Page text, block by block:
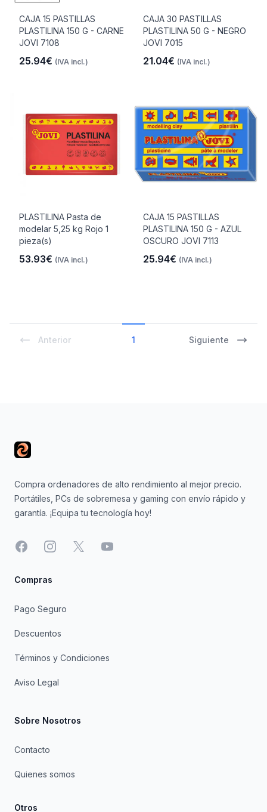
CAJA 15 PASTILLAS
PLASTILINA 150 G - CARNE
JOVI 7108
25.94€ (IVA incl.)
CAJA 30 PASTILLAS
PLASTILINA 50 G - NEGRO
JOVI 7015
21.04€ (IVA incl.)
PLASTILINA Pasta de
modelar 5,25 kg Rojo 1
pieza(s)
53.93€ (IVA incl.)
CAJA 15 PASTILLAS
PLASTILINA 150 G - AZUL
OSCURO JOVI 7113
25.94€ (IVA incl.)
Anterior 1 Siguiente
Compra ordenadores de alto rendimiento al mejor precio.
Portátiles, PCs de sobremesa y gaming con envío rápido y
garantía. ¡Equipa tu tecnología hoy!
FacebookInstagram
X YouTube
Compras
Pago Seguro
Descuentos
Términos y Condiciones
Aviso Legal
Sobre Nosotros
Contacto
Quienes somos
Otros